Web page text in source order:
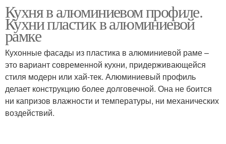
Фасады с алюминиевой
кромкой
Кухонные фасады
Кухня в алюминиевом профиле.
Кухни пластик в алюминиевой
рамке
Кухонные фасады из пластика в алюминиевой раме –
это вариант современной кухни, придерживающейся
стиля модерн или хай-тек. Алюминиевый профиль
делает конструкцию более долговечной. Она не боится
ни капризов влажности и температуры, ни механических
воздействий.